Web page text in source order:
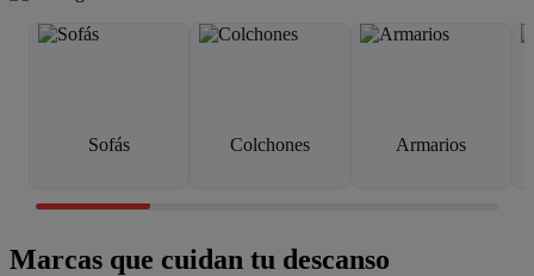
Sofás Colchones Armarios
Marcas que cuidan tu descanso